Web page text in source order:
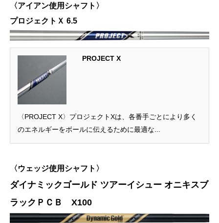
〈アイアン使用シャフト〉
プロジェクトＸ 6.5
PROJECT X
〈PROJECT X〉プロジェクトXは、各番手ごとにより多く
のエネルギーをボールに伝えるために最適な...
〈ウェッジ使用シャフト〉
ダイナミックゴールド ツアーイシュー オニキスブ
ラックＰＣＢ X100